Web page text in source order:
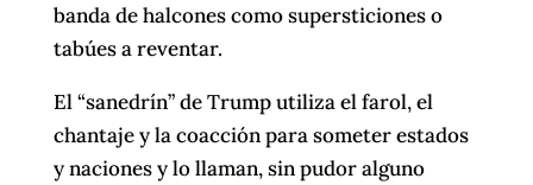
banda de halcones como supersticiones o
tabúes a reventar.
El “sanedrín” de Trump utiliza el farol, el
chantaje y la coacción para someter estados
y naciones y lo llaman, sin pudor alguno